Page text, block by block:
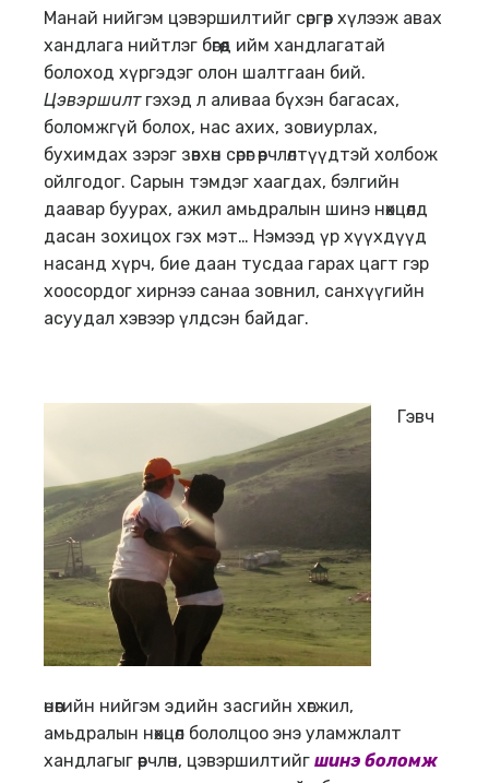
Манай нийгэм цэвэршилтийг сөргөөр хүлээж авах
хандлага нийтлэг бөгөөд ийм хандлагатай
болоход хүргэдэг олон шалтгаан бий.
Цэвэршилтгэхэд л аливаа бүхэн багасах,
боломжгүй болох, нас ахих, зовиурлах,
бухимдах зэрэг зөвхөн сөрөг өөрчлөлтүүдтэй холбож
ойлгодог. Сарын тэмдэг хаагдах, бэлгийн
даавар буурах, ажил амьдралын шинэ нөхцөлд
дасан зохицох гэх мэт… Нэмээд үр хүүхдүүд
насанд хүрч, бие даан тусдаа гарах цагт гэр
хоосордог хирнээ санаа зовнил, санхүүгийн
асуудал хэвээр үлдсэн байдаг.
Гэвч
өнөөгийн нийгэм эдийн засгийн хөгжил,
амьдралын нөхцөл бололцоо энэ уламжлалт
хандлагыг өөрчлөн, цэвэршилтийг шинэ боломж